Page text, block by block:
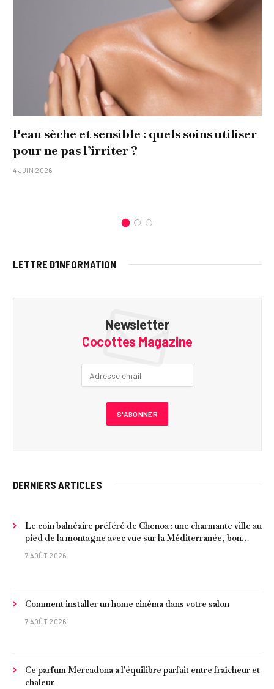
Peau sèche et sensible : quels soins utiliser
pour ne pas l’irriter ?
4 JUIN 2026
LETTRE D’INFORMATION
Newsletter
Cocottes Magazine
DERNIERS ARTICLES
Le coin balnéaire préféré de Chenoa : une charmante ville au
pied de la montagne avec vue sur la Méditerranée, bon
poisson et criques isolées
7 AOÛT 2026
Comment installer un home cinéma dans votre salon
7 AOÛT 2026
Ce parfum Mercadona a l'équilibre parfait entre fraîcheur et
chaleur